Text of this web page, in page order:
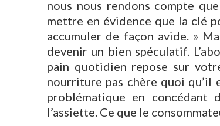
nous nous rendons compte
mettre en évidence que la clé
accumuler de façon avide. »
devenir un bien spéculatif.
pain quotidien repose sur
nourriture pas chère quoi qu’il
problématique en concédant
l’assiette. Ce que le